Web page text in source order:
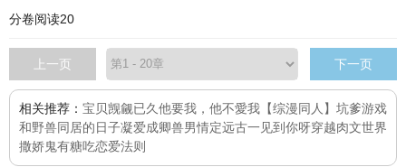
分卷阅读20
上一页 下一页
相关推荐： 宝贝觊觎已久 他要我，他不愛我 【综漫同人】坑爹游戏
和野兽同居的日子凝爱成卿兽男情定远古一见到你呀穿越肉文世界
撒娇鬼有糖吃恋爱法则